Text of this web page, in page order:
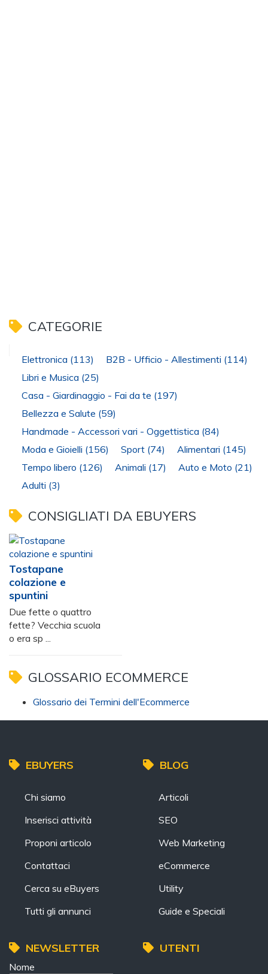
CATEGORIE
Elettronica (113) B2B - Ufficio - Allestimenti (114)
Libri e Musica (25)
Casa - Giardinaggio - Fai da te (197)
Bellezza e Salute (59)
Handmade - Accessori vari - Oggettistica (84)
Moda e Gioielli (156) Sport (74) Alimentari (145)
Tempo libero (126) Animali (17) Auto e Moto (21)
Adulti (3)
CONSIGLIATI DA EBUYERS
Tostapane
colazione e
spuntini
Due fette o quattro
fette? Vecchia scuola
o era sp ...
GLOSSARIO ECOMMERCE
Glossario dei Termini dell'Ecommerce
EBUYERS
Chi siamo
Inserisci attività
Proponi articolo
Contattaci
Cerca su eBuyers
Tutti gli annunci
BLOG
Articoli
SEO
Web Marketing
eCommerce
Utility
Guide e Speciali
NEWSLETTER
Nome
UTENTI